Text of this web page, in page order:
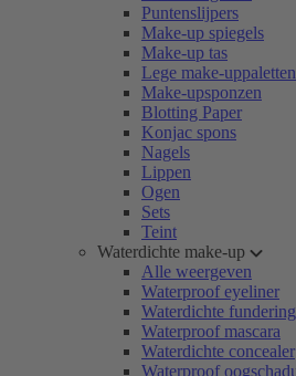
Puntenslijpers
Make-up spiegels
Make-up tas
Lege make-uppaletten
Make-upsponzen
Blotting Paper
Konjac spons
Nagels
Lippen
Ogen
Sets
Teint
Waterdichte make-up
Alle weergeven
Waterproof eyeliner
Waterdichte fundering
Waterproof mascara
Waterdichte concealer
Waterproof